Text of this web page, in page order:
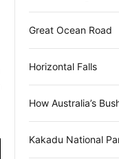
Great Ocean Road
Horizontal Falls
How Australia’s
Kakadu National